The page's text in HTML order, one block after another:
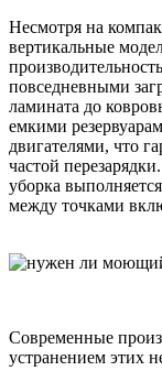
Несмотря на
вертикальные
повседневными
ламината до
емкими
двигателями, что
частой
уборка
между точками
Современные
устранением этих